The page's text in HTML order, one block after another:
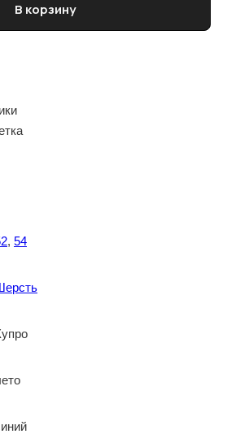
В корзину
, 54